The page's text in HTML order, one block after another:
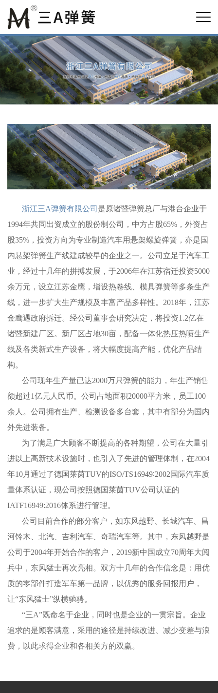
浙江三A弹簧有限公司 是原诸暨弹簧总厂与港台企业于
1994年共同出资成立的股份制公司，中方占股65%，外资占
股35%，投资方向为专业制造汽车用悬架螺旋弹簧，亦是国
内悬架弹簧生产线建成较早的企业之一。公司立足于汽车工
业，经过十几年的拼搏发展，于2006年在江苏宿迁投资5000
余万元，设立江苏金鹰，增设热卷线、模具弹簧等多条生产
线，进一步扩大生产规模及丰富产品多样性。2018年，江苏
金鹰遇政府拆迁。经公司董事会研究决定，将投资1.2亿在
诸暨新建厂区。新厂区占地30亩，配备一体化热压热喷生产
线及各类新式生产设备，将大幅度提高产能，优化产品结
构。
公司现年生产量已达2000万只弹簧的能力，年生产销售
额超过1亿元人民币。公司占地面积20000平方米，员工100
余人。公司拥有生产、检测设备多台套，其中有部分为国内
外先进装备。
为了满足广大顾客不断提高的各种期望，公司在大量引
进以上高新技术设施时，也引入了先进的管理体制，在2004
年10月通过了德国莱茵TUV的ISO/TS16949∶2002国际汽车质
量体系认证，现公司按照德国莱茵TUV公司认证的
IATF16949:2016体系进行管理。
公司目前合作的部分客户，如东风越野、长城汽车、昌
河铃木、北汽、吉利汽车、奇瑞汽车等。其中，东风越野是
公司于2004年开始合作的客户，2019新中国成立70周年大阅
兵中，东风猛士再次亮相。双方十几年的合作信念是：用优
质的零部件打造军车第一品牌，以优秀的服务回报用户，
让“东风猛士”纵横驰骋。
“三A”既命名于企业，同时也是企业的一贯宗旨。企业
追求的是顾客满意，采用的途径是持续改进、减少变差与浪
费，以此求得企业和各相关方的双赢。